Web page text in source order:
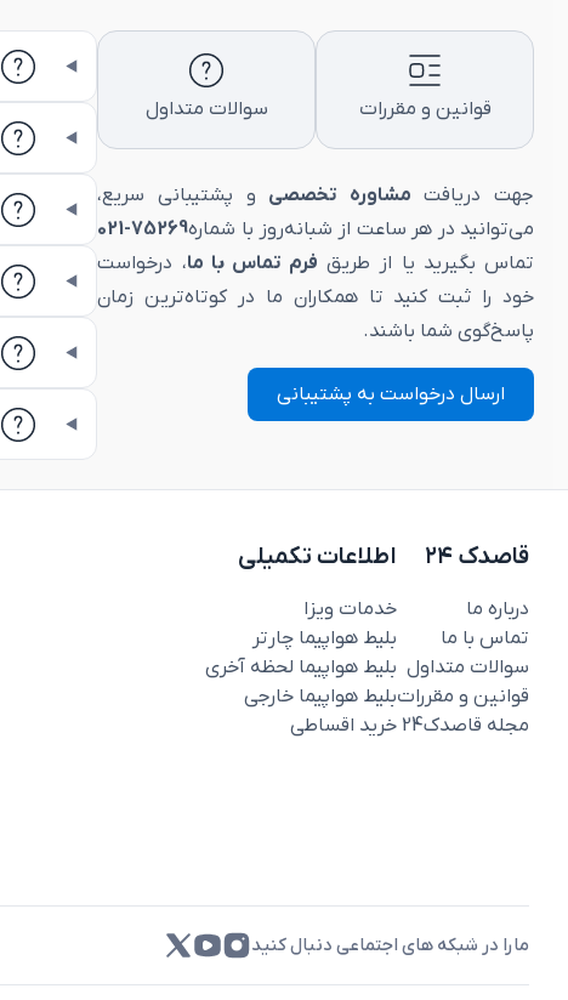
قوانین و مقررات سوالات متداول
جهت دریافت مشاوره تخصصی و پشتیبانی سریع،
می‌توانید در هر ساعت از شبانه‌روز با شماره75269-021
تماس بگیرید یا از طریق فرم تماس با ما، درخواست
خود را ثبت کنید تا همکاران ما در کوتاه‌ترین زمان
پاسخ‌گوی شما باشند.
ارسال درخواست به پشتیبانی
قاصدک ۲۴
درباره ما
تماس با ما
سوالات متداول
قوانین و مقررات
مجله قاصدک‌24
اطلاعات تکمیلی
خدمات ویزا
بلیط هواپیما چارتر
بلیط هواپیما لحظه آخری
بلیط هواپیما خارجی
خرید اقساطی
مارا در شبکه های اجتماعی دنبال کنید